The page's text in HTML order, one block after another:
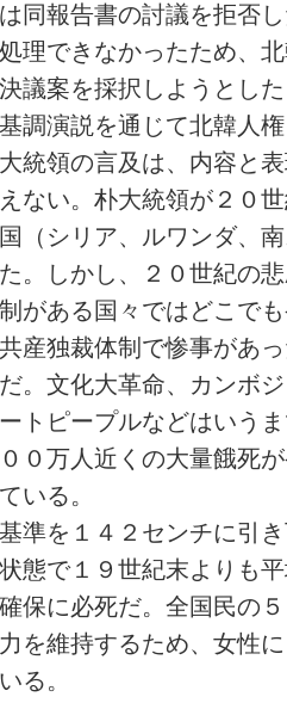
同報告書の討議を拒否
理できなかったため、
議案を採択しようとし
調演説を通じて北韓人
統領の言及は、内容と
ない。朴大統領が２０
（シリア、ルワンダ、
。しかし、２０世紀の
がある国々ではどこで
産独裁体制で惨事があ
。文化大革命、カンボ
トピープルなどはいう
０万人近くの大量餓死
いる。
準を１４２センチに引
態で１９世紀末よりも
保に必死だ。全国民の
を維持するため、女性
る。